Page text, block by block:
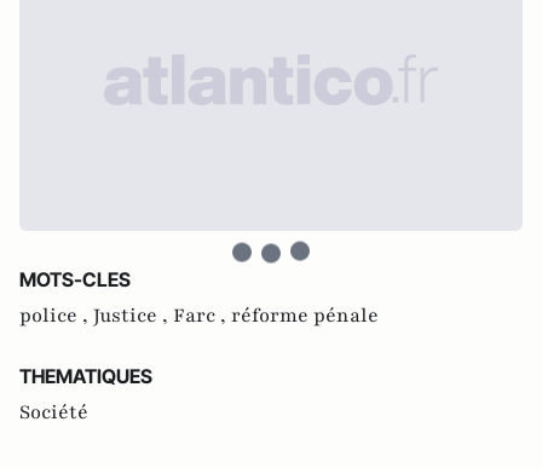
MOTS-CLES
police , Justice , Farc , réforme pénale
THEMATIQUES
Société